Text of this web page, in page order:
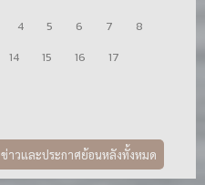
4 5 6 7
8
14 15 16
17
ข่าวและประกาศย้อนหลังทั้งหมด